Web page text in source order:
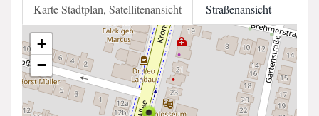
Karte Stadtplan, Satellitenansicht Straßenansicht
+
−